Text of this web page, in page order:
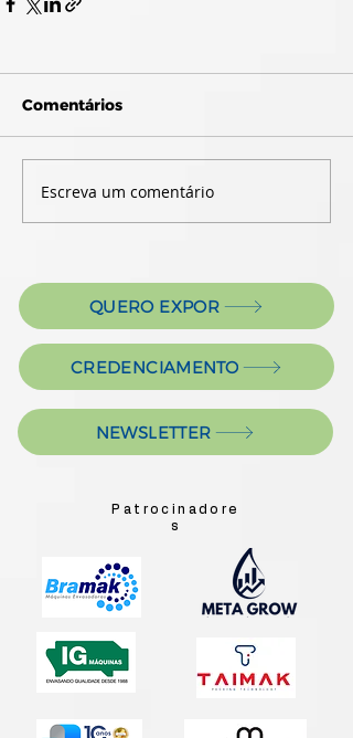
Comentários
Escreva um comentário
QUERO EXPOR
CREDENCIAMENTO
NEWSLETTER
Patrocinadore
s